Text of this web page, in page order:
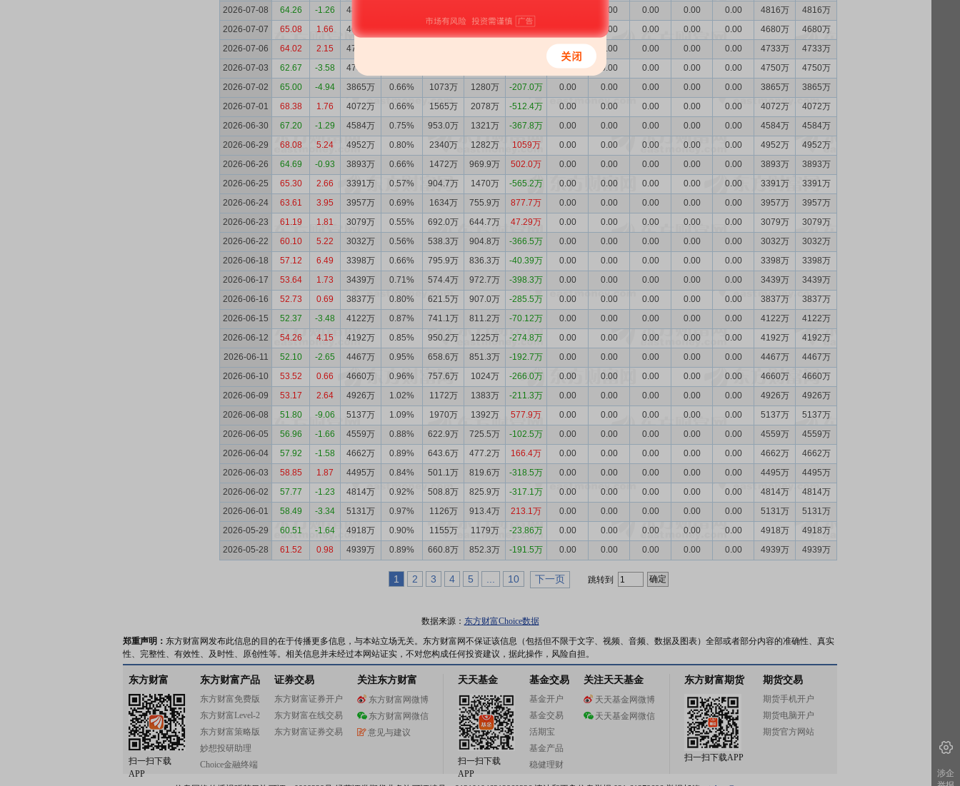
2026-07-08
64.26 -1.26 4816万 0.00 0.00 0.00 0.00 4816万
4816万
2026-07-07
65.08 1.66 4680万 -53.07万 0.00 0.00 0.00 0.00 4680万
4680万
2026-07-06
64.02 2.15 4733万 0.00 0.00 0.00 0.00 0.00 4733万
4733万
2026-07-03
62.67 -3.58 4750万 0.00 0.00 0.00 0.00 0.00 4750万
4750万
2026-07-02
65.00 -4.94 3865万 0.66% 1073万 1280万 -207.0万 0.00 0.00 0.00 0.00 0.00 3865万
3865万
2026-07-01
68.38 1.76 4072万 0.66% 1565万 2078万 -512.4万 0.00 0.00 0.00 0.00 0.00 4072万
4072万
2026-06-30
67.20 -1.29 4584万 0.75% 953.0万 1321万 -367.8万 0.00 0.00 0.00 0.00 0.00 4584万
4584万
2026-06-29
68.08 5.24 4952万 0.80% 2340万 1282万 1059万 0.00 0.00 0.00 0.00 0.00 4952万
4952万
2026-06-26
64.69 -0.93 3893万 0.66% 1472万 969.9万 502.0万 0.00 0.00 0.00 0.00 0.00 3893万
3893万
2026-06-25
65.30 2.66 3391万 0.57% 904.7万 1470万 -565.2万 0.00 0.00 0.00 0.00 0.00 3391万
3391万
2026-06-24
63.61 3.95 3957万 0.69% 1634万 755.9万 877.7万 0.00 0.00 0.00 0.00 0.00 3957万
3957万
2026-06-23
61.19 1.81 3079万 0.55% 692.0万 644.7万 47.29万 0.00 0.00 0.00 0.00 0.00 3079万
3079万
2026-06-22
60.10 5.22 3032万 0.56% 538.3万 904.8万 -366.5万 0.00 0.00 0.00 0.00 0.00 3032万
3032万
2026-06-18
57.12 6.49 3398万 0.66% 795.9万 836.3万 -40.39万 0.00 0.00 0.00 0.00 0.00 3398万
3398万
2026-06-17
53.64 1.73 3439万 0.71% 574.4万 972.7万 -398.3万 0.00 0.00 0.00 0.00 0.00 3439万
3439万
2026-06-16
52.73 0.69 3837万 0.80% 621.5万 907.0万 -285.5万 0.00 0.00 0.00 0.00 0.00 3837万
3837万
2026-06-15
52.37 -3.48 4122万 0.87% 741.1万 811.2万 -70.12万 0.00 0.00 0.00 0.00 0.00 4122万
4122万
2026-06-12
54.26 4.15 4192万 0.85% 950.2万 1225万 -274.8万 0.00 0.00 0.00 0.00 0.00 4192万
4192万
2026-06-11
52.10 -2.65 4467万 0.95% 658.6万 851.3万 -192.7万 0.00 0.00 0.00 0.00 0.00 4467万
4467万
2026-06-10
53.52 0.66 4660万 0.96% 757.6万 1024万 -266.0万 0.00 0.00 0.00 0.00 0.00 4660万
4660万
2026-06-09
53.17 2.64 4926万 1.02% 1172万 1383万 -211.3万 0.00 0.00 0.00 0.00 0.00 4926万
4926万
2026-06-08
51.80 -9.06 5137万 1.09% 1970万 1392万 577.9万 0.00 0.00 0.00 0.00 0.00 5137万
5137万
2026-06-05
56.96 -1.66 4559万 0.88% 622.9万 725.5万 -102.5万 0.00 0.00 0.00 0.00 0.00 4559万
4559万
2026-06-04
57.92 -1.58 4662万 0.89% 643.6万 477.2万 166.4万 0.00 0.00 0.00 0.00 0.00 4662万
4662万
2026-06-03
58.85 1.87 4495万 0.84% 501.1万 819.6万 -318.5万 0.00 0.00 0.00 0.00 0.00 4495万
4495万
2026-06-02
57.77 -1.23 4814万 0.92% 508.8万 825.9万 -317.1万 0.00 0.00 0.00 0.00 0.00 4814万
4814万
2026-06-01
58.49 -3.34 5131万 0.97% 1126万 913.4万 213.1万 0.00 0.00 0.00 0.00 0.00 5131万
5131万
2026-05-29
60.51 -1.64 4918万 0.90% 1155万 1179万 -23.86万 0.00 0.00 0.00 0.00 0.00 4918万
4918万
2026-05-28
61.52 0.98 4939万 0.89% 660.8万 852.3万 -191.5万 0.00 0.00 0.00 0.00 0.00 4939万 4939万
1 2 3 4 5 10 下一页 跳转到
数据来源： 东方财富Choice数据
郑重声明： 东方财富网发布此信息的目的在于传播更多信息，与本站立场无关。东方财富网不保证该信息（包括但不限于文字、视频、音频、数据及图表）全部或者部分内容的准确性、真实
性、完整性、有效性、及时性、原创性等。相关信息并未经过本网站证实，不对您构成任何投资建议，据此操作，风险自担。
东方财富
扫一扫下载
APP
东方财富产品
东方财富免费版
东方财富Level-2
东方财富策略版
妙想投研助理
Choice金融终端
证券交易
东方财富证券开户
东方财富在线交易
东方财富证券交易
关注东方财富
东方财富网微博
东方财富网微信
意见与建议
天天基金
扫一扫下载
APP
基金交易
基金开户
基金交易
活期宝
基金产品
稳健理财
关注天天基金
天天基金网微博
天天基金网微信
东方财富期货
扫一扫下载APP
期货交易
期货手机开户
期货电脑开户
期货官方网站
涉企